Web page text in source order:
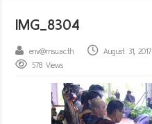
IMG_8304
env@msu.ac.th August 31, 2017
578 Views